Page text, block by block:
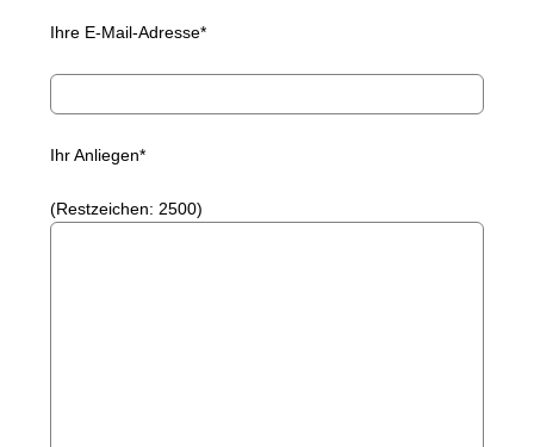
Ihre E-Mail-Adresse*
Ihr Anliegen*
(Restzeichen: 2500)